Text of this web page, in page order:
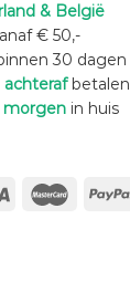
& België
€ 50,-
30 dagen
achterafbetalen
morgenin huis